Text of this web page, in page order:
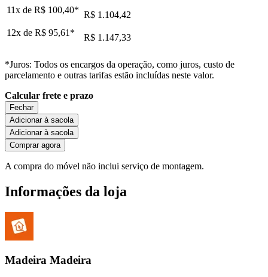
11x de R$ 100,40* R$ 1.104,42
12x de R$ 95,61 * R$ 1.147,33
*Juros: Todos os encargos da operação, como juros, custo de
parcelamento e outras tarifas estão incluídas neste valor.
Calcular frete e prazo
Fechar
Adicionar à sacola
Adicionar à sacola
Comprar agora
A compra do móvel não inclui serviço de montagem.
Informações da loja
Madeira Madeira